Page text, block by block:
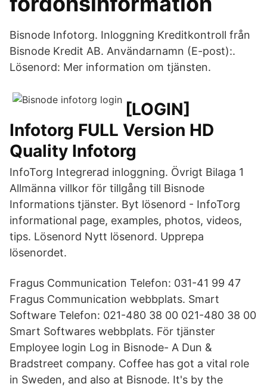
Bisnode Infotorg. Inloggning Kreditkontroll från
Bisnode Kredit AB. Användarnamn (E-post):.
Lösenord: Mer information om tjänsten.
[LOGIN]
Infotorg FULL Version HD
Quality Infotorg
InfoTorg Integrerad inloggning. Övrigt Bilaga 1
Allmänna villkor för tillgång till Bisnode
Informations tjänster. Byt lösenord - InfoTorg
informational page, examples, photos, videos,
tips. Lösenord Nytt lösenord. Upprepa
lösenordet.
Fragus Communication Telefon: 031-41 99 47
Fragus Communication webbplats. Smart
Software Telefon: 021-480 38 00 021-480 38 00
Smart Softwares webbplats. För tjänster
Employee login Log in Bisnode- A Dun &
Bradstreet company. Coffee has got a vital role
in Sweden, and also at Bisnode. It's by the